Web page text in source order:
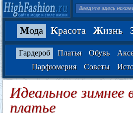
Мода Красота Жизнь
Гардероб Платья Обувь
Парфюмерия
Советы
Идеальное зимнее
платье